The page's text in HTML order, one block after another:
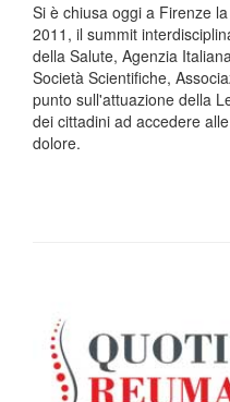
Si è chiusa oggi a Firenze
2011, il summit
della Salute, Agenzia
Società Scientifiche,
punto sull'attuazione della
dei cittadini ad accedere
dolore.